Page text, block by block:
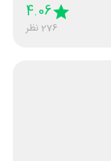
4.06
276 نظر